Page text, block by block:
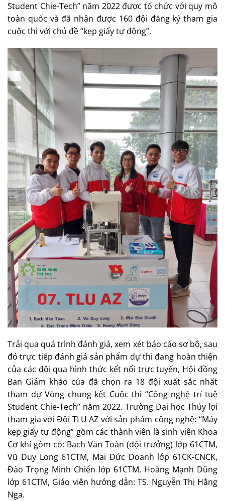
Student Chie-Tech” năm 2022 được tổ chức với quy mô
toàn quốc và đã nhận được 160 đội đăng ký tham gia
cuộc thi với chủ đề “kẹp giấy tự động”.
Trải qua quá trình đánh giá, xem xét báo cáo sơ bộ, sau
đó trực tiếp đánh giá sản phẩm dự thi đang hoàn thiện
của các đội qua hình thức kết nối trực tuyến, Hội đồng
Ban Giám khảo của đã chọn ra 18 đội xuất sắc nhất
tham dự Vòng chung kết Cuộc thi “Công nghệ trí tuệ
Student Chie-Tech” năm 2022. Trường Đại học Thủy lợi
tham gia với Đội TLU AZ với sản phẩm công nghệ: “Máy
kẹp giấy tự động” gồm các thành viên là sinh viên Khoa
Cơ khí gồm có: Bạch Văn Toàn (đội trưởng) lớp 61CTM,
Vũ Duy Long 61CTM, Mai Đức Doanh lớp 61CK-CNCK,
Đào Trọng Minh Chiến lớp 61CTM, Hoàng Mạnh Dũng
lớp 61CTM, Giáo viên hướng dẫn: TS. Nguyễn Thị Hằng
Nga.